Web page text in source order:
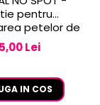
pentru
petelor de
pe piele 250
mlLei
IN COS